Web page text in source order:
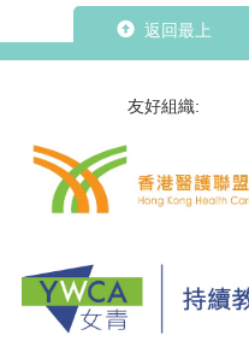
返回最上
友好組織: